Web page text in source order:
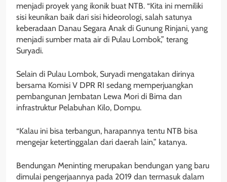
menjadi proyek yang ikonik buat NTB. “Kita ini memiliki
sisi keunikan baik dari sisi hideorologi, salah satunya
keberadaan Danau Segara Anak di Gunung Rinjani, yang
menjadi sumber mata air di Pulau Lombok,” terang
Suryadi.
Selain di Pulau Lombok, Suryadi mengatakan dirinya
bersama Komisi V DPR RI sedang memperjuangkan
pembangunan Jembatan Lewa Mori di Bima dan
infrastruktur Pelabuhan Kilo, Dompu.
“Kalau ini bisa terbangun, harapannya tentu NTB bisa
mengejar ketertinggalan dari daerah lain,” katanya.
Bendungan Meninting merupakan bendungan yang baru
dimulai pengerjaannya pada 2019 dan termasuk dalam